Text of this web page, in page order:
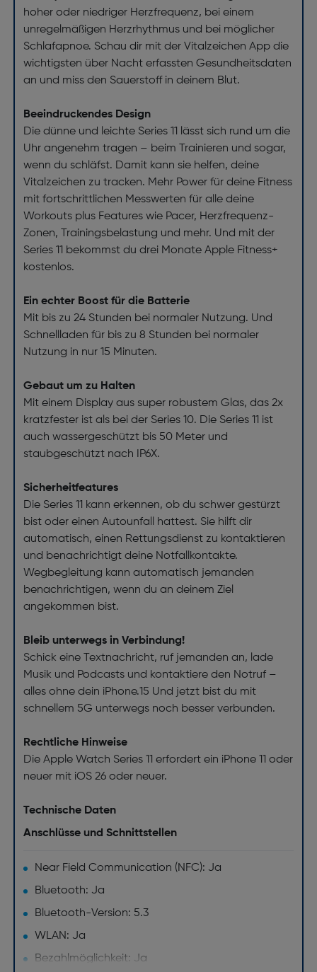
hoher oder niedriger Herzfrequenz, bei einem
unregelmäßigen Herzrhythmus und bei möglicher
Schlafapnoe. Schau dir mit der Vitalzeichen App die
wichtigsten über Nacht erfassten Gesundheitsdaten
an und miss den Sauerstoff in deinem Blut.
Beeindruckendes Design
Die dünne und leichte Series 11 lässt sich rund um die
Uhr angenehm tragen – beim Trainieren und sogar,
wenn du schläfst. Damit kann sie helfen, deine
Vitalzeichen zu tracken. Mehr Power für deine Fitness
mit fortschrittlichen Messwerten für alle deine
Workouts plus Features wie Pacer, Herzfrequenz-
Zonen, Trainingsbelastung und mehr. Und mit der
Series 11 bekommst du drei Monate Apple Fitness+
kostenlos.
Ein echter Boost für die Batterie
Mit bis zu 24 Stunden bei normaler Nutzung. Und
Schnellladen für bis zu 8 Stunden bei normaler
Nutzung in nur 15 Minuten.
Gebaut um zu Halten
Mit einem Display aus super robustem Glas, das 2x
kratzfester ist als bei der Series 10. Die Series 11 ist
auch wassergeschützt bis 50 Meter und
staubgeschützt nach IP6X.
Sicherheitfeatures
Die Series 11 kann erkennen, ob du schwer gestürzt
bist oder einen Autounfall hattest. Sie hilft dir
automatisch, einen Rettungsdienst zu kontaktieren
und benachrichtigt deine Notfallkontakte.
Wegbegleitung kann automatisch jemanden
benachrichtigen, wenn du an deinem Ziel
angekommen bist.
Bleib unterwegs in Verbindung!
Schick eine Textnachricht, ruf jemanden an, lade
Musik und Podcasts und kontaktiere den Notruf –
alles ohne dein iPhone.15 Und jetzt bist du mit
schnellem 5G unterwegs noch besser verbunden.
Rechtliche Hinweise
Die Apple Watch Series 11 erfordert ein iPhone 11 oder
neuer mit iOS 26 oder neuer.
Technische Daten
Anschlüsse und Schnittstellen
Near Field Communication (NFC): Ja
Bluetooth: Ja
Bluetooth-Version: 5.3
WLAN: Ja
Bezahlmöglichkeit: Ja